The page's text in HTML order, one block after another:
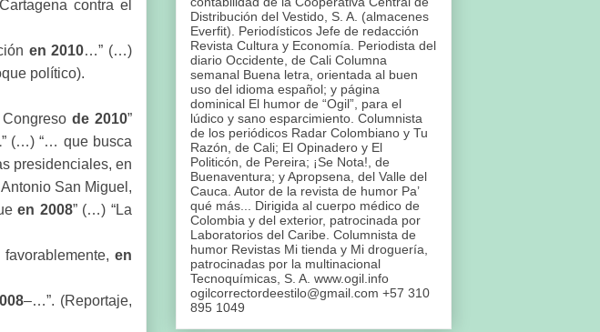
contra el
en 2010…” (…)
político).
Congresode 2010”
” (…) “… que busca
presidenciales, en
San Miguel,
en 2008” (…) “La
en
–…”. (Reportaje,
Distribución del Vestido, S. A. (almacenes
Everfit). Periodísticos Jefe de redacción
Revista Cultura y Economía. Periodista del
diario Occidente, de Cali Columna
semanal Buena letra, orientada al buen
uso del idioma español; y página
dominical El humor de “Ogil”, para el
lúdico y sano esparcimiento. Columnista
de los periódicos Radar Colombiano y Tu
Razón, de Cali; El Opinadero y El
Politicón, de Pereira; ¡Se Nota!, de
Buenaventura; y Apropsena, del Valle del
Cauca. Autor de la revista de humor Pa’
qué más... Dirigida al cuerpo médico de
Colombia y del exterior, patrocinada por
Laboratorios del Caribe. Columnista de
humor Revistas Mi tienda y Mi droguería,
patrocinadas por la multinacional
Tecnoquímicas, S. A. www.ogil.info
ogilcorrectordeestilo@gmail.com +57 310
895 1049